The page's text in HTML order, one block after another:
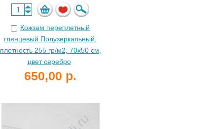
Кожзам переплетный
глянцевый Полузеркальный,
плотность 255 гр/м2, 70х50 см,
цвет серебро
650,00 р.